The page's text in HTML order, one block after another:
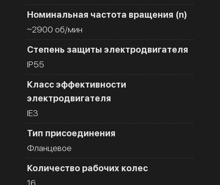
Номинальная частота вращения (n)
~2900 об/мин
Степень защиты электродвигателя
IP55
Класс эффективности
электродвигателя
IE3
Тип присоединения
Фланцевое
Количество рабочих колес
16